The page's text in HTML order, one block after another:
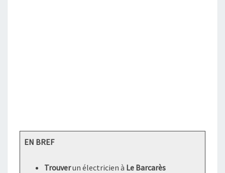
EN BREF
Trouverun électricien à Le Barcarès